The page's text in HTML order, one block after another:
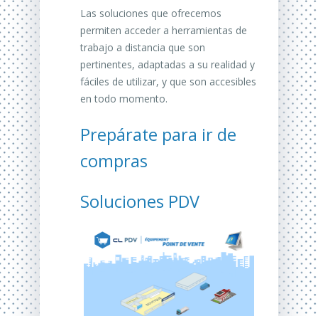
Las soluciones que ofrecemos
permiten acceder a herramientas de
trabajo a distancia que son
pertinentes, adaptadas a su realidad y
fáciles de utilizar, y que son accesibles
en todo momento.
Prepárate para ir de
compras
Soluciones PDV